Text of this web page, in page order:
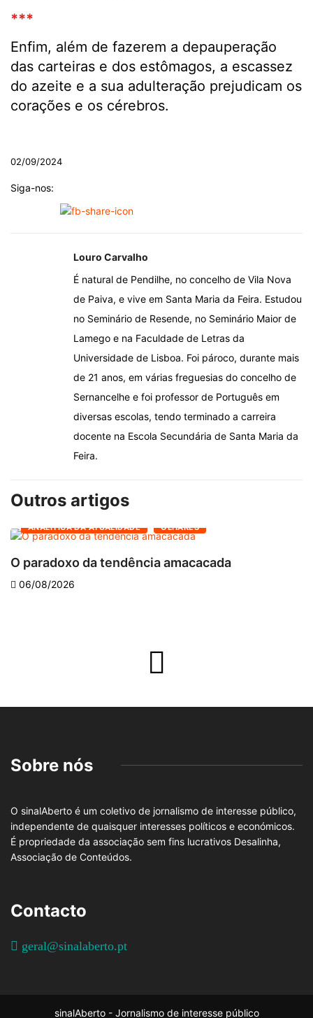
***
Enfim, além de fazerem a depauperação
das carteiras e dos estômagos, a escassez
do azeite e a sua adulteração prejudicam os
corações e os cérebros.
02/09/2024
Siga-nos:
Louro Carvalho
É natural de Pendilhe, no concelho de Vila Nova
de Paiva, e vive em Santa Maria da Feira. Estudou
no Seminário de Resende, no Seminário Maior de
Lamego e na Faculdade de Letras da
Universidade de Lisboa. Foi pároco, durante mais
de 21 anos, em várias freguesias do concelho de
Sernancelhe e foi professor de Português em
diversas escolas, tendo terminado a carreira
docente na Escola Secundária de Santa Maria da
Feira.
Outros artigos
ANALÍTICA DA ATUALIDADE OLHARES
O paradoxo da tendência amacacada
06/08/2026
Sobre nós
O sinalAberto é um coletivo de jornalismo de interesse público,
independente de quaisquer interesses políticos e económicos.
É propriedade da associação sem fins lucrativos Desalinha,
Associação de Conteúdos.
Contacto
geral@sinalaberto.pt
sinalAberto - Jornalismo de interesse público